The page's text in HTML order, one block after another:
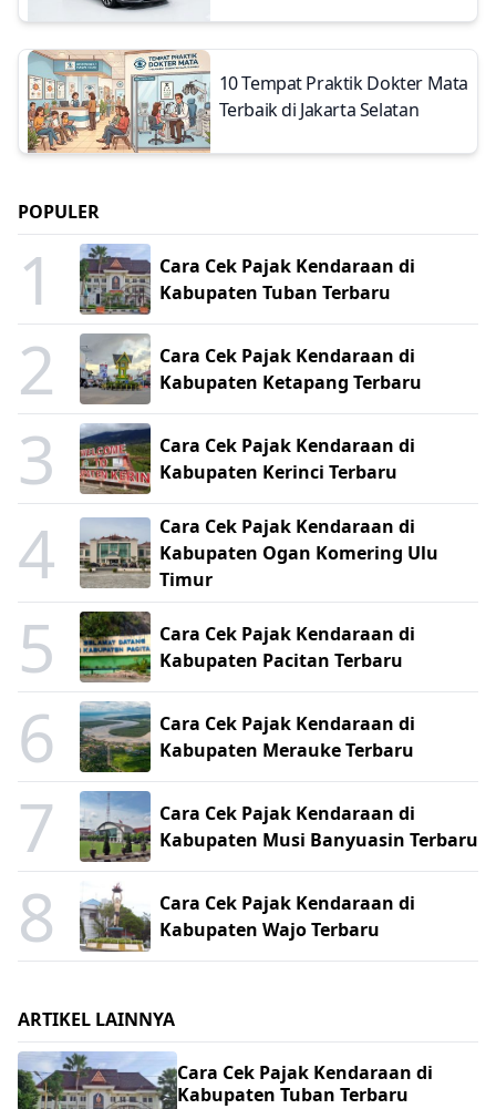
10 Tempat Praktik Dokter Mata
Terbaik di Jakarta Selatan
POPULER
1
Cara Cek Pajak Kendaraan di
Kabupaten Tuban Terbaru
2
Cara Cek Pajak Kendaraan di
Kabupaten Ketapang Terbaru
3
Cara Cek Pajak Kendaraan di
Kabupaten Kerinci Terbaru
4
Cara Cek Pajak Kendaraan di
Kabupaten Ogan Komering Ulu
Timur
5
Cara Cek Pajak Kendaraan di
Kabupaten Pacitan Terbaru
6
Cara Cek Pajak Kendaraan di
Kabupaten Merauke Terbaru
7
Cara Cek Pajak Kendaraan di
Kabupaten Musi Banyuasin Terbaru
8
Cara Cek Pajak Kendaraan di
Kabupaten Wajo Terbaru
ARTIKEL LAINNYA
Cara Cek Pajak Kendaraan di
Kabupaten Tuban Terbaru